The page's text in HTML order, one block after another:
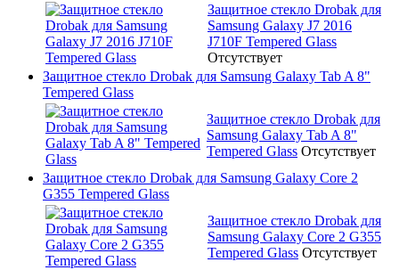
Защитное стекло Drobak для
Samsung Galaxy J7 2016
J710F Tempered Glass
Отсутствует
Защитное стекло Drobak для Samsung Galaxy Tab A 8"
Tempered Glass
Защитное стекло Drobak для
Samsung Galaxy Tab A 8"
Tempered Glass Отсутствует
Защитное стекло Drobak для Samsung Galaxy Core 2
G355 Tempered Glass
Защитное стекло Drobak для
Samsung Galaxy Core 2 G355
Tempered Glass Отсутствует